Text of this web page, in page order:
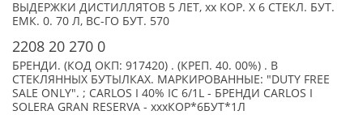
ВЫДЕРЖКИ ДИСТИЛЛЯТОВ 5 ЛЕТ, xx КОР. Х 6 СТЕКЛ. БУТ.
ЕМК. 0. 70 Л, ВС-ГО БУТ. 570
2208 20 270 0
БРЕНДИ. (КОД ОКП: 917420) . (КРЕП. 40. 00%) . В
СТЕКЛЯННЫХ БУТЫЛКАХ. МАРКИРОВАННЫЕ: "DUTY FREE
SALE ONLY". ; CARLOS I 40% IC 6/1L - БРЕНДИ CARLOS I
SOLERA GRAN RESERVA - xxxКОР*6БУТ*1Л